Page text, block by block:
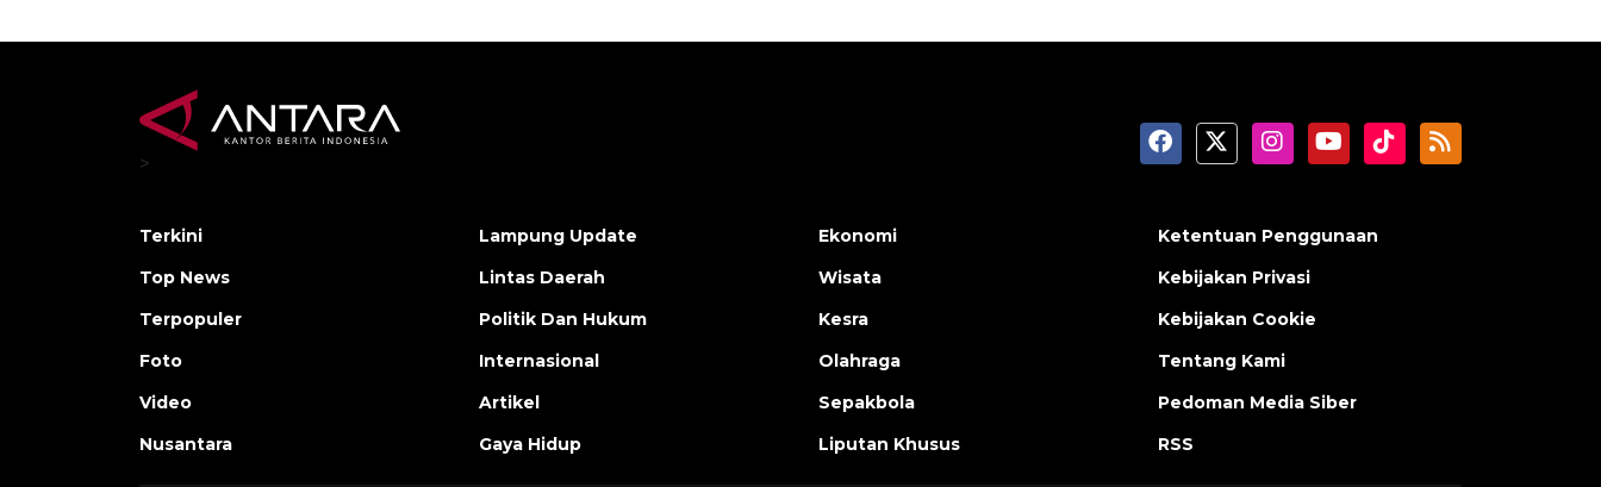
>
Terkini
Top News
Terpopuler
Foto
Video
Nusantara
Lampung Update
Lintas Daerah
Politik Dan Hukum
Internasional
Artikel
Gaya Hidup
Ekonomi
Wisata
Kesra
Olahraga
Sepakbola
Liputan Khusus
Ketentuan Penggunaan
Kebijakan Privasi
Kebijakan Cookie
Tentang Kami
Pedoman Media Siber
RSS